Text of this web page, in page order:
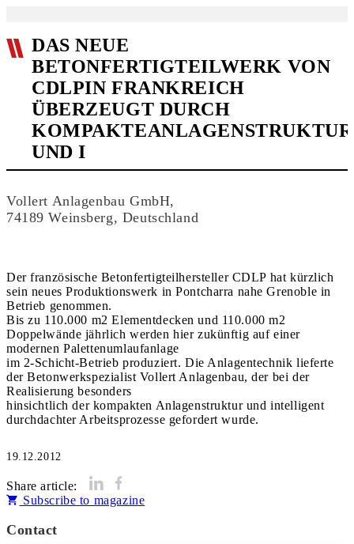
DAS NEUE
BETONFERTIGTEILWERK VON
CDLPIN FRANKREICH
ÜBERZEUGT DURCH
KOMPAKTEANLAGENSTRUKTUR
UND I
Vollert Anlagenbau GmbH,
74189 Weinsberg, Deutschland
Der französische Betonfertigteilhersteller CDLP hat kürzlich
sein neues Produktionswerk in Pontcharra nahe Grenoble in
Betrieb genommen.
Bis zu 110.000 m2 Elementdecken und 110.000 m2
Doppelwände jährlich werden hier zukünftig auf einer
modernen Palettenumlaufanlage
im 2-Schicht-Betrieb produziert. Die Anlagentechnik lieferte
der Betonwerkspezialist Vollert Anlagenbau, der bei der
Realisierung besonders
hinsichtlich der kompakten Anlagenstruktur und intelligent
durchdachter Arbeitsprozesse gefordert wurde.
19.12.2012
Share article:
Subscribe to magazine
Contact